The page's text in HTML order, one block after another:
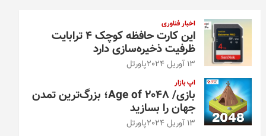
اخبار فناوری
این کارت حافظه کوچک ۴ ترابایت
ظرفیت ذخیره‌سازی دارد
13 آوریل 2024 پاورتل
اپ بازار
بازی/ Age of 2048؛ بزرگ‌ترین تمدن
جهان را بسازید
13 آوریل 2024 پاورتل